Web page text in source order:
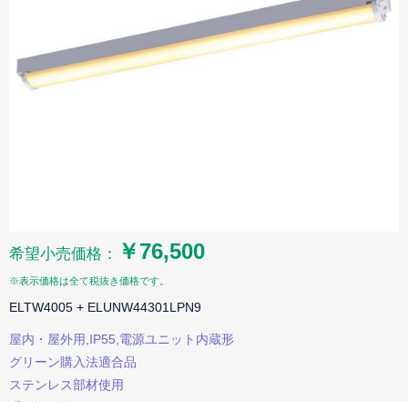
希望小売価格： ￥76,500
※表示価格は全て税抜き価格です。
ELTW4005 + ELUNW44301LPN9
屋内・屋外用,IP55,電源ユニット内蔵形
グリーン購入法適合品
ステンレス部材使用